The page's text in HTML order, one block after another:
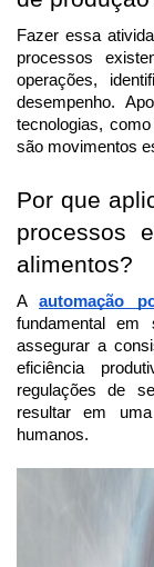
Fazer essa
processos
operações,
desempenho.
tecnologias,
são movimentos
Por que
processos
alimentos?
Aautomação
fundamental em
assegurar a
eficiência
regulações de
resultar em
humanos.